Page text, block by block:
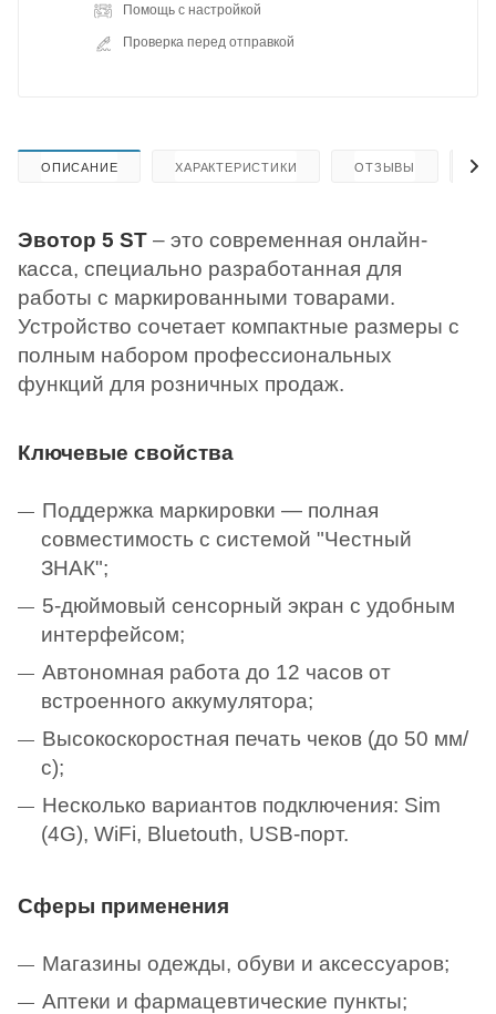
Помощь с настройкой
Проверка перед отправкой
ОПИСАНИЕ ХАРАКТЕРИСТИКИ ОТЗЫВЫ
Эвотор 5 ST – это современная онлайн-
касса, специально разработанная для
работы с маркированными товарами.
Устройство сочетает компактные размеры с
полным набором профессиональных
функций для розничных продаж.
Ключевые свойства
Поддержка маркировки — полная
совместимость с системой "Честный
ЗНАК";
5-дюймовый сенсорный экран с удобным
интерфейсом;
Автономная работа до 12 часов от
встроенного аккумулятора;
Высокоскоростная печать чеков (до 50 мм/
с);
Несколько вариантов подключения: Sim
(4G), WiFi, Bluetouth, USB-порт.
Сферы применения
Магазины одежды, обуви и аксессуаров;
Аптеки и фармацевтические пункты;